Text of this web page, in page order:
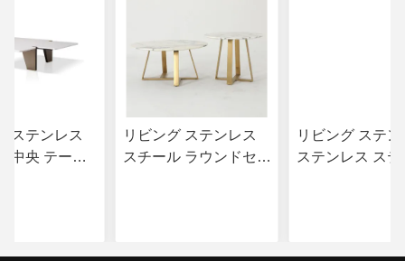
ステンレス
中央 テーブ
リビング ステンレス
スチール ラウンドセッ
リビング ステン
ステンレス ス